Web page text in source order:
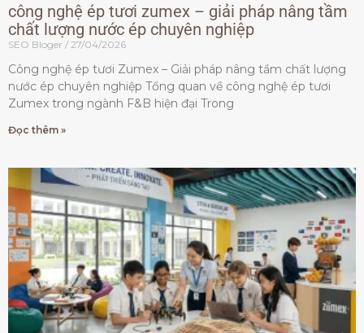
công nghệ ép tươi zumex – giải pháp nâng tầm
chất lượng nước ép chuyên nghiệp
SEO Bloger 27/04/2026
Công nghệ ép tươi Zumex – Giải pháp nâng tầm chất lượng
nước ép chuyên nghiệp Tổng quan về công nghệ ép tươi
Zumex trong ngành F&B hiện đại Trong
Đọc thêm »